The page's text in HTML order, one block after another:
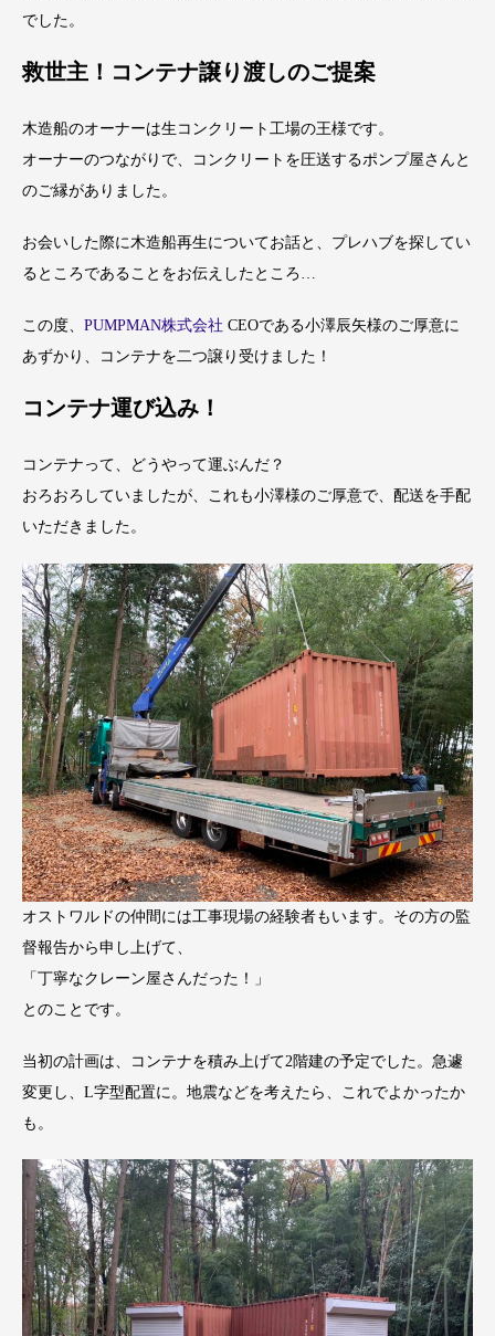
でした。
救世主！コンテナ譲り渡しのご提案
木造船のオーナーは生コンクリート工場の王様です。
オーナーのつながりで、コンクリートを圧送するポンプ屋さんと
のご縁がありました。
お会いした際に木造船再生についてお話と、プレハブを探してい
るところであることをお伝えしたところ…
この度、 PUMPMAN株式会社 CEOである小澤辰矢様のご厚意に
あずかり、コンテナを二つ譲り受けました！
コンテナ運び込み！
コンテナって、どうやって運ぶんだ？
おろおろしていましたが、これも小澤様のご厚意で、配送を手配
いただきました。
オストワルドの仲間には工事現場の経験者もいます。その方の監
督報告から申し上げて、
「丁寧なクレーン屋さんだった！」
とのことです。
当初の計画は、コンテナを積み上げて2階建の予定でした。急遽
変更し、L字型配置に。地震などを考えたら、これでよかったか
も。